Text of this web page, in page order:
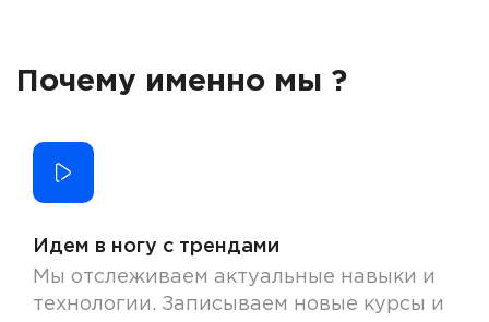
Почему именно мы ?
Идем в ногу с трендами
Мы отслеживаем актуальные навыки и
технологии. Записываем новые курсы и